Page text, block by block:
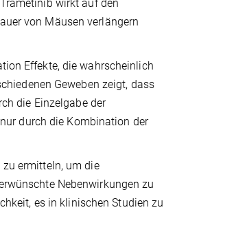
wirkt auf den
von Mäusen verlängern
Effekte, die wahrscheinlich
Geweben zeigt, dass
die Einzelgabe der
durch die Kombination der
ermitteln, um die
Nebenwirkungen zu
es in klinischen Studien zu